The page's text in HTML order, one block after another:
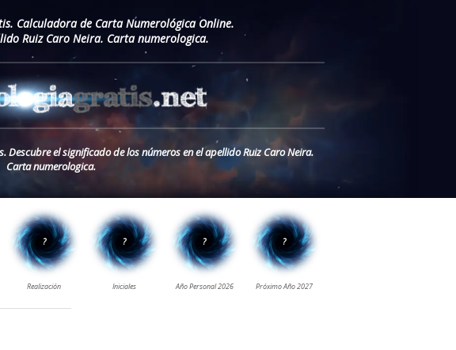
Calculadora de Carta Numerológica Online.
Ruiz Caro Neira. Carta numerologica.
Descubre el significado de los números en el apellido Ruiz Caro Neira.
Carta numerologica.